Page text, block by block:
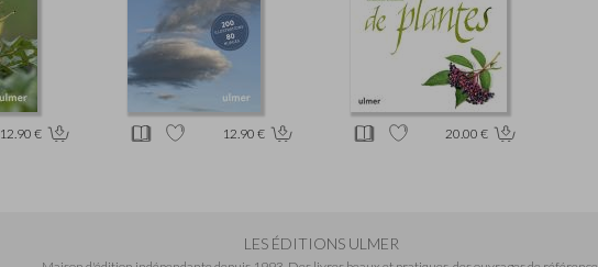
12.90 € 12.90 € 20.00 €
LES ÉDITIONS ULMER